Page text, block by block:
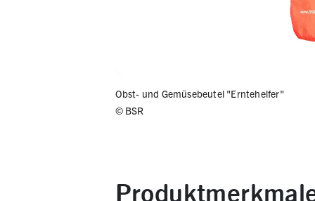
Obst- und Gemüsebeutel "Erntehelfer"
© BSR